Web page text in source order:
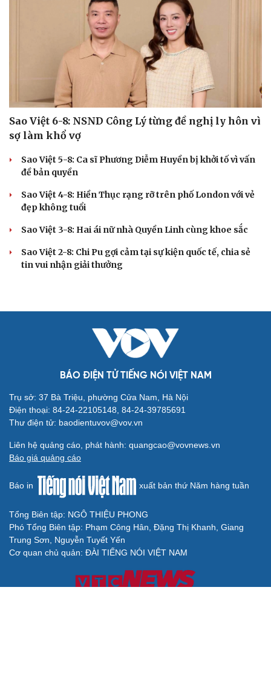
Sao Việt 6-8: NSND Công Lý từng đề nghị ly hôn vì
sợ làm khổ vợ
Sao Việt 5-8: Ca sĩ Phương Diễm Huyền bị khởi tố vì vấn
đề bản quyền
Sao Việt 4-8: Hiền Thục rạng rỡ trên phố London với vẻ
đẹp không tuổi
Sao Việt 3-8: Hai ái nữ nhà Quyền Linh cùng khoe sắc
Sao Việt 2-8: Chi Pu gợi cảm tại sự kiện quốc tế, chia sẻ
tin vui nhận giải thưởng
BÁO ĐIỆN TỬ TIẾNG NÓI VIỆT NAM
Trụ sở: 37 Bà Triệu, phường Cửa Nam, Hà Nội
Điện thoại: 84-24-22105148, 84-24-39785691
Thư điện tử: baodientuvov@vov.vn
Liên hệ quảng cáo, phát hành: quangcao@vovnews.vn
Báo giá quảng cáo
Báo in xuất bản thứ Năm hàng tuần
Tổng Biên tập: NGÔ THIỆU PHONG
Phó Tổng Biên tập: Phạm Công Hân, Đặng Thị Khanh, Giang
Trung Sơn, Nguyễn Tuyết Yến
Cơ quan chủ quản: ĐÀI TIẾNG NÓI VIỆT NAM